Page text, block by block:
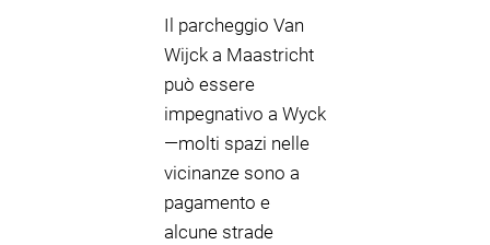
Il parcheggio Van
Wijck a Maastricht
può essere
impegnativo a Wyck
—molti spazi nelle
vicinanze sono a
pagamento e
alcune strade